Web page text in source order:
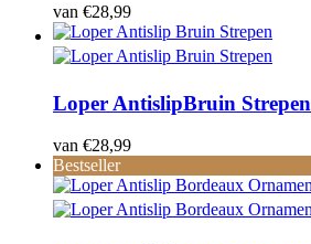
van €28,99
Loper AntislipBruin Strepen
van €28,99
Bestseller